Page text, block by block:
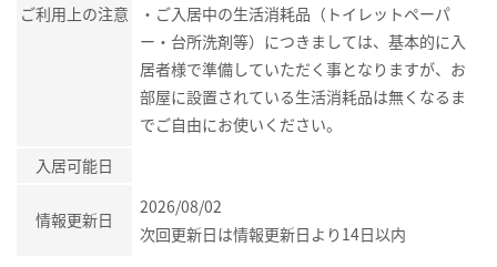
ご利用上の注意
・ご入居中の生活消耗品（トイレットペーパ
ー・台所洗剤等）につきましては、基本的に入
居者様で準備していただく事となりますが、お
部屋に設置されている生活消耗品は無くなるま
でご自由にお使いください。
入居可能日
情報更新日
2026/08/02
次回更新日は情報更新日より14日以内